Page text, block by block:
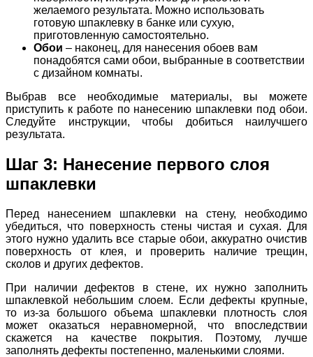
желаемого результата. Можно использовать
готовую шпаклевку в банке или сухую,
приготовленную самостоятельно.
Обои – наконец, для нанесения обоев вам
понадобятся сами обои, выбранные в соответствии
с дизайном комнаты.
Выбрав все необходимые материалы, вы можете
приступить к работе по нанесению шпаклевки под обои.
Следуйте инструкции, чтобы добиться наилучшего
результата.
Шаг 3: Нанесение первого слоя
шпаклевки
Перед нанесением шпаклевки на стену, необходимо
убедиться, что поверхность стены чистая и сухая. Для
этого нужно удалить все старые обои, аккуратно очистив
поверхность от клея, и проверить наличие трещин,
сколов и других дефектов.
При наличии дефектов в стене, их нужно заполнить
шпаклевкой небольшим слоем. Если дефекты крупные,
то из-за большого объема шпаклевки плотность слоя
может оказаться неравномерной, что впоследствии
скажется на качестве покрытия. Поэтому, лучше
заполнять дефекты постепенно, маленькими слоями.